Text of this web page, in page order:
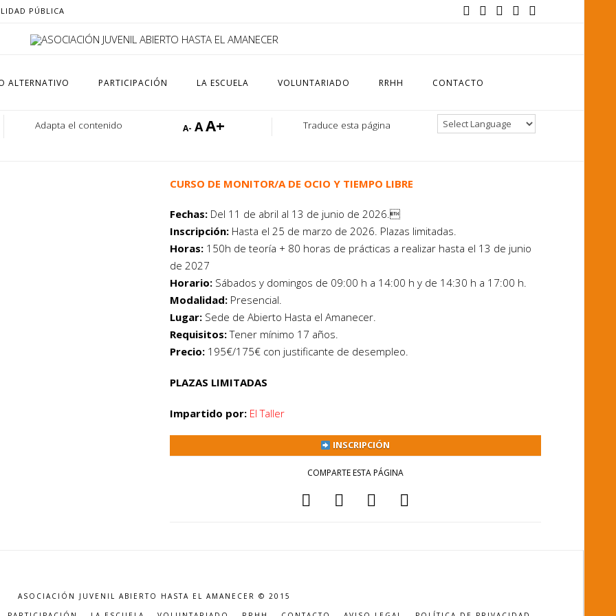
PÚBLICA
ALTERNATIVO PARTICIPACIÓN LA ESCUELA VOLUNTARIADO RRHH CONTACTO
Adapta el contenido A- AA+ Traduce esta página
CURSO DE MONITOR/A DE OCIO Y TIEMPO LIBRE
Fechas:Del 11 de abril al 13 de junio de 2026.
Inscripción:Hasta el 25 de marzo de 2026. Plazas limitadas.
Horas:150h de teoría + 80 horas de prácticas a realizar hasta el 13 de junio
de 2027
Horario:Sábados y domingos de 09:00 h a 14:00 h y de 14:30 h a 17:00 h.
Modalidad:Presencial.
Lugar:Sede de Abierto Hasta el Amanecer.
Requisitos:Tener mínimo 17 años.
Precio:195€/175€ con justificante de desempleo.
PLAZAS LIMITADAS
Impartido por: El Taller
INSCRIPCIÓN
COMPARTE ESTA PÁGINA
ASOCIACIÓN JUVENIL ABIERTO HASTA EL AMANECER © 2015